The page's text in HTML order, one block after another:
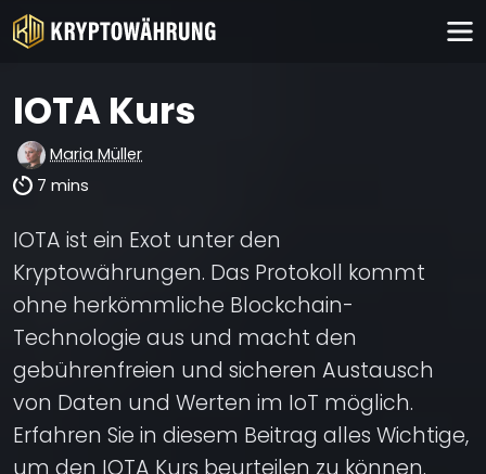
IOTA Kurs
Maria Müller
7 mins
IOTA ist ein Exot unter den
Kryptowährungen. Das Protokoll kommt
ohne herkömmliche Blockchain-
Technologie aus und macht den
gebührenfreien und sicheren Austausch
von Daten und Werten im IoT möglich.
Erfahren Sie in diesem Beitrag alles Wichtige,
um den IOTA Kurs beurteilen zu können.